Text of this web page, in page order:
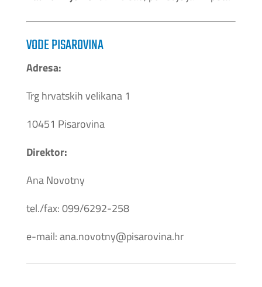
VODE PISAROVINA
Adresa:
Trg hrvatskih velikana 1
10451 Pisarovina
Direktor:
Ana Novotny
tel./fax: 099/6292-258
e-mail: ana.novotny@pisarovina.hr